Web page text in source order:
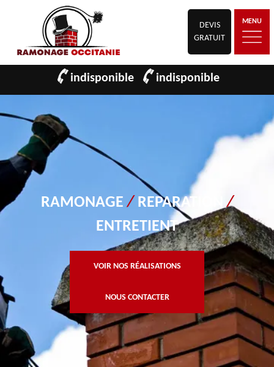
DEVIS
GRATUIT
MENU
indisponible indisponible
RAMONAGE/ REPARATION/
ENTRETIENT
VOIR NOS RÉALISATIONS
NOUS CONTACTER